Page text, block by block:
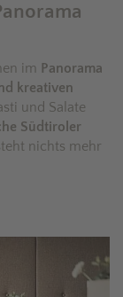
im Panorama
kreativen
und Salate
Südtiroler
nichts mehr